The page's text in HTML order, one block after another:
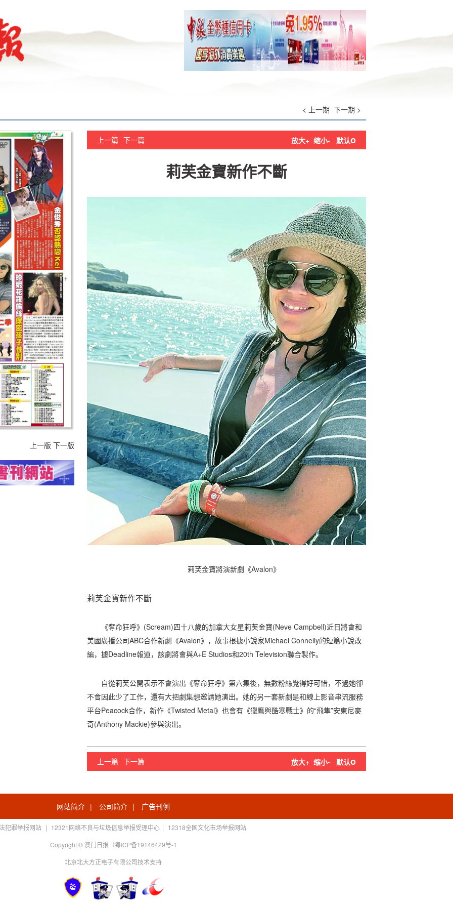
< 上一期 下一期 >
上一版 下一版
上一篇 下一篇 放大+ 缩小- 默认o
莉芙金寶新作不斷
莉芙金寶將演新劇《Avalon》
莉芙金寶新作不斷
《奪命狂呼》(Scream)四十八歲的加拿大女星莉芙金寶(Neve Campbell)近日將會和
美國廣播公司ABC合作新劇《Avalon》，故事根據小說家Michael Connelly的短篇小說改
編，據Deadline報道，該劇將會與A+E Studios和20th Television聯合製作。
自從莉芙公開表示不會演出《奪命狂呼》第六集後，無數粉絲覺得好可惜，不過她卻
不會因此少了工作，還有大把劇集想邀請她演出。她的另一套新劇是和線上影音串流服務
平台Peacock合作，新作《Twisted Metal》也會有《獵鷹與酷寒戰士》的“飛隼”安東尼麥
奇(Anthony Mackie)參與演出。
上一篇 下一篇 放大+ 缩小- 默认o
网站简介 | 公司简介 | 广告刊例
犯罪举报网站 | 12321网络不良与垃圾信息举报受理中心 | 12318全国文化市场举报网站
Copyright © 澳门日报（粤ICP备19146429号-1
北京北大方正电子有限公司技术支持